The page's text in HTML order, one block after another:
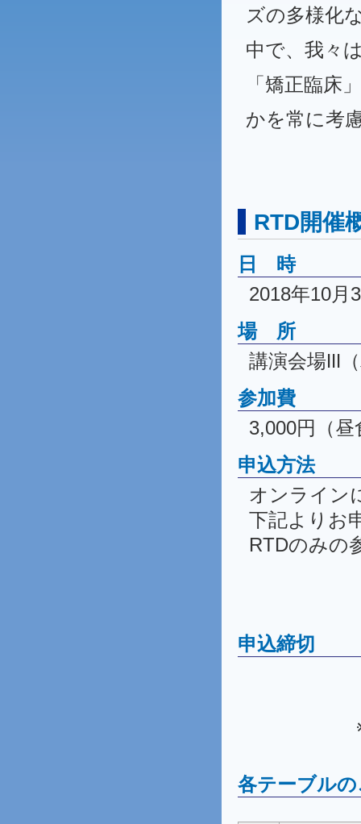
ズの多様化
中で、我々
「矯正臨床
かを常に考
RTD開催
日 時
2018年10月
場 所
講演会場Ⅲ
参加費
3,000円（
申込方法
オンライン
下記よりお
RTDのみの
申込締切
各テーブル